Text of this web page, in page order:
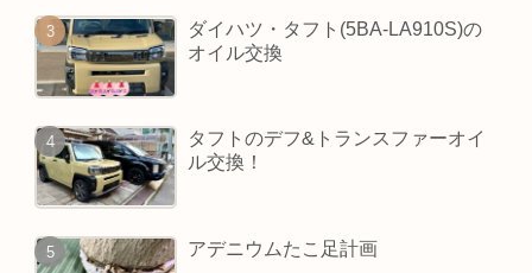
ダイハツ・タフト(5BA-LA910S)の
オイル交換
タフトのデフ&トランスファーオイ
ル交換！
アデニウムたこ足計画